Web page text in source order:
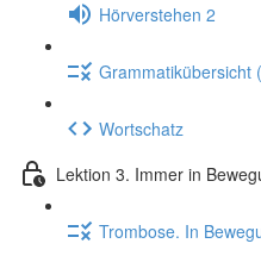
Hörverstehen 2
Grammatikübersicht
Wortschatz
Lektion 3. Immer in
Trombose. In